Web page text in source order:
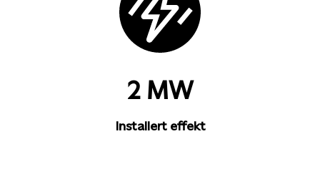
2 MW
Installert effekt